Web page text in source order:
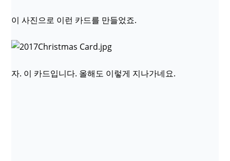
이 사진으로 이런 카드를 만들었죠.
자. 이 카드입니다. 올해도 이렇게 지나가네요.